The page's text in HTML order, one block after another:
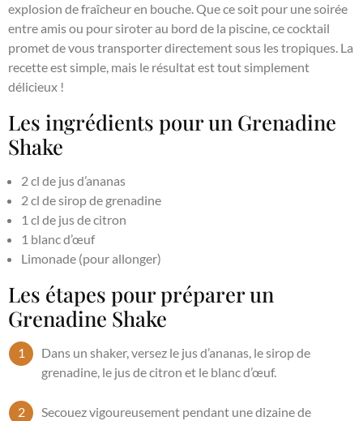
explosion de fraîcheur en bouche. Que ce soit pour une soirée
entre amis ou pour siroter au bord de la piscine, ce cocktail
promet de vous transporter directement sous les tropiques. La
recette est simple, mais le résultat est tout simplement
délicieux !
Les ingrédients pour un Grenadine
Shake
2 cl de jus d’ananas
2 cl de sirop de grenadine
1 cl de jus de citron
1 blanc d’œuf
Limonade (pour allonger)
Les étapes pour préparer un
Grenadine Shake
Dans un shaker, versez le jus d’ananas, le sirop de
grenadine, le jus de citron et le blanc d’œuf.
Secouez vigoureusement pendant une dizaine de